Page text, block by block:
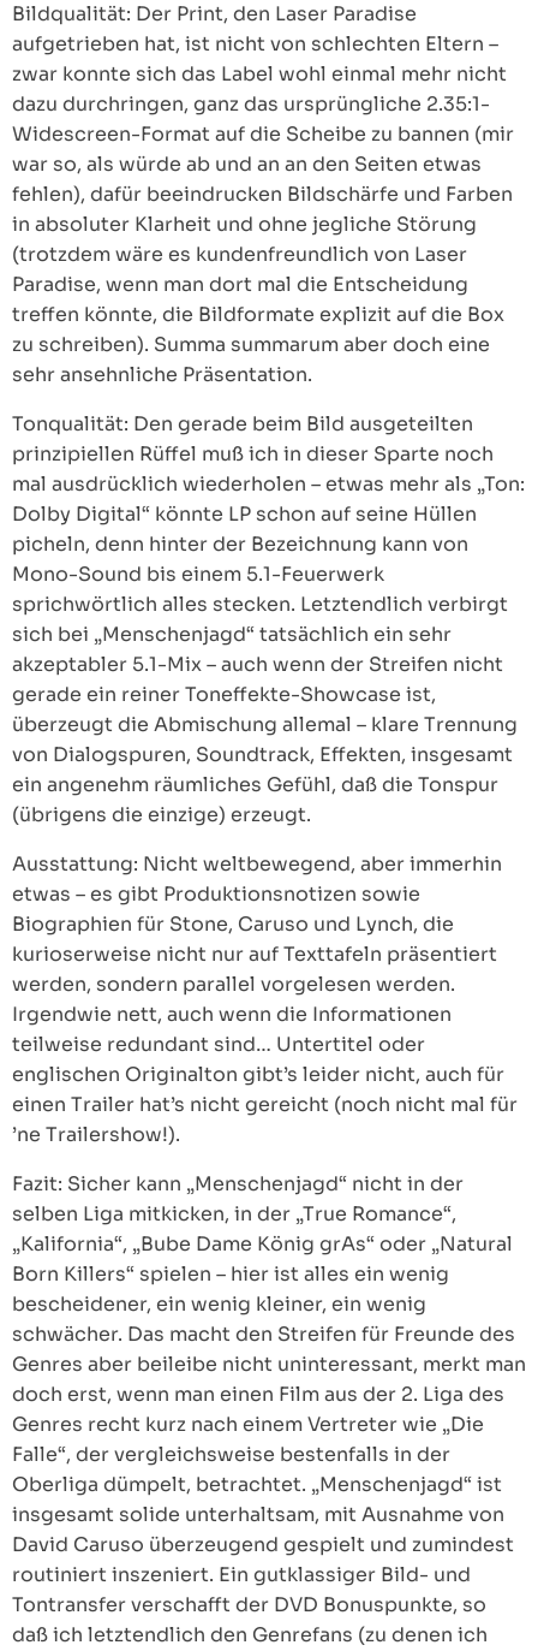
Bildqualität: Der Print, den Laser Paradise
aufgetrieben hat, ist nicht von schlechten Eltern –
zwar konnte sich das Label wohl einmal mehr nicht
dazu durchringen, ganz das ursprüngliche 2.35:1-
Widescreen-Format auf die Scheibe zu bannen (mir
war so, als würde ab und an an den Seiten etwas
fehlen), dafür beeindrucken Bildschärfe und Farben
in absoluter Klarheit und ohne jegliche Störung
(trotzdem wäre es kundenfreundlich von Laser
Paradise, wenn man dort mal die Entscheidung
treffen könnte, die Bildformate explizit auf die Box
zu schreiben). Summa summarum aber doch eine
sehr ansehnliche Präsentation.
Tonqualität: Den gerade beim Bild ausgeteilten
prinzipiellen Rüffel muß ich in dieser Sparte noch
mal ausdrücklich wiederholen – etwas mehr als „Ton:
Dolby Digital“ könnte LP schon auf seine Hüllen
picheln, denn hinter der Bezeichnung kann von
Mono-Sound bis einem 5.1-Feuerwerk
sprichwörtlich alles stecken. Letztendlich verbirgt
sich bei „Menschenjagd“ tatsächlich ein sehr
akzeptabler 5.1-Mix – auch wenn der Streifen nicht
gerade ein reiner Toneffekte-Showcase ist,
überzeugt die Abmischung allemal – klare Trennung
von Dialogspuren, Soundtrack, Effekten, insgesamt
ein angenehm räumliches Gefühl, daß die Tonspur
(übrigens die einzige) erzeugt.
Ausstattung: Nicht weltbewegend, aber immerhin
etwas – es gibt Produktionsnotizen sowie
Biographien für Stone, Caruso und Lynch, die
kurioserweise nicht nur auf Texttafeln präsentiert
werden, sondern parallel vorgelesen werden.
Irgendwie nett, auch wenn die Informationen
teilweise redundant sind… Untertitel oder
englischen Originalton gibt’s leider nicht, auch für
einen Trailer hat’s nicht gereicht (noch nicht mal für
’ne Trailershow!).
Fazit: Sicher kann „Menschenjagd“ nicht in der
selben Liga mitkicken, in der „True Romance“,
„Kalifornia“, „Bube Dame König grAs“ oder „Natural
Born Killers“ spielen – hier ist alles ein wenig
bescheidener, ein wenig kleiner, ein wenig
schwächer. Das macht den Streifen für Freunde des
Genres aber beileibe nicht uninteressant, merkt man
doch erst, wenn man einen Film aus der 2. Liga des
Genres recht kurz nach einem Vertreter wie „Die
Falle“, der vergleichsweise bestenfalls in der
Oberliga dümpelt, betrachtet. „Menschenjagd“ ist
insgesamt solide unterhaltsam, mit Ausnahme von
David Caruso überzeugend gespielt und zumindest
routiniert inszeniert. Ein gutklassiger Bild- und
Tontransfer verschafft der DVD Bonuspunkte, so
daß ich letztendlich den Genrefans (zu denen ich